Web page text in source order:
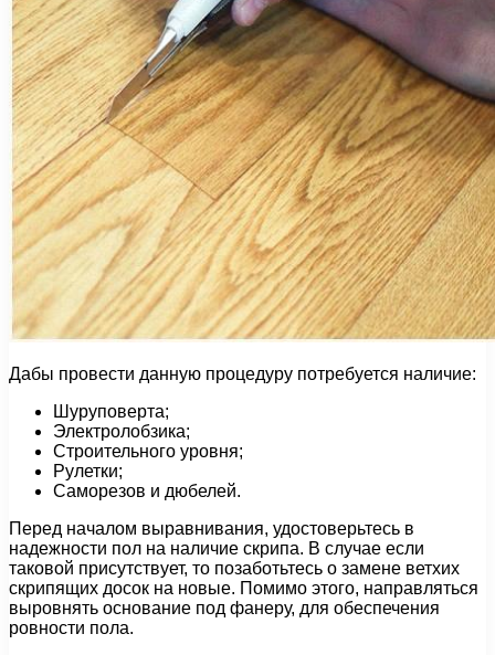
Дабы провести данную процедуру потребуется наличие:
Шуруповерта;
Электролобзика;
Строительного уровня;
Рулетки;
Саморезов и дюбелей.
Перед началом выравнивания, удостоверьтесь в
надежности пол на наличие скрипа. В случае если
таковой присутствует, то позаботьтесь о замене ветхих
скрипящих досок на новые. Помимо этого, направляться
выровнять основание под фанеру, для обеспечения
ровности пола.